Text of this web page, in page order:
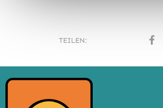
TEILEN:
BOO